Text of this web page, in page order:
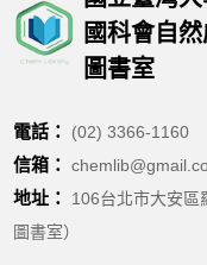
國科會自
圖書室
電話： (02) 3366-1160
信箱：
地址：
106台北市大安區
圖書室）